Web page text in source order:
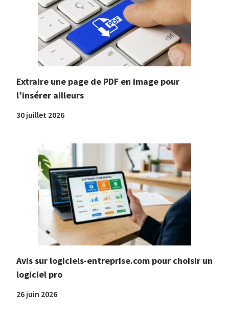
Extraire une page de PDF en image pour
l’insérer ailleurs
30 juillet 2026
Avis sur logiciels-entreprise.com pour choisir un
logiciel pro
26 juin 2026